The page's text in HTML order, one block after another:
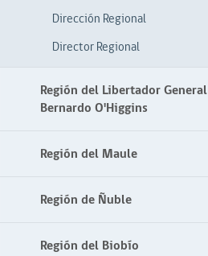
Dirección Regional
Director Regional
Región del Libertador General
Bernardo O'Higgins
Región del Maule
Región de Ñuble
Región del Biobío